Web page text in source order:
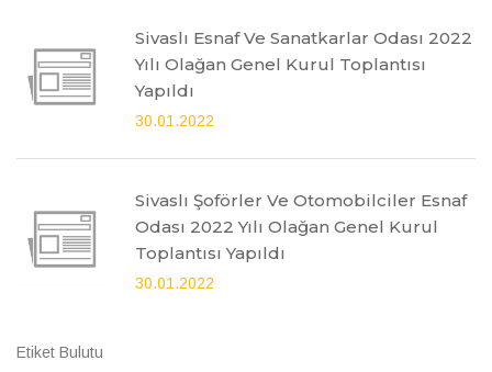
Sivaslı Esnaf Ve Sanatkarlar Odası 2022
Yılı Olağan Genel Kurul Toplantısı
Yapıldı
30.01.2022
Sivaslı Şoförler Ve Otomobilciler Esnaf
Odası 2022 Yılı Olağan Genel Kurul
Toplantısı Yapıldı
30.01.2022
Etiket Bulutu